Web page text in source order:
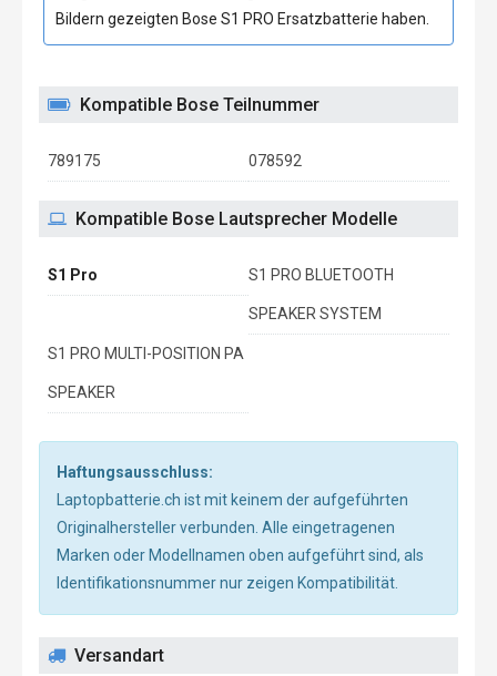
Bildern gezeigten Bose S1 PRO Ersatzbatterie haben.
Kompatible Bose Teilnummer
789175 078592
Kompatible Bose Lautsprecher Modelle
S1 Pro S1 PRO BLUETOOTH
SPEAKER SYSTEM
S1 PRO MULTI-POSITION PA
SPEAKER
Haftungsausschluss:
Laptopbatterie.ch ist mit keinem der aufgeführten
Originalhersteller verbunden. Alle eingetragenen
Marken oder Modellnamen oben aufgeführt sind, als
Identifikationsnummer nur zeigen Kompatibilität.
Versandart